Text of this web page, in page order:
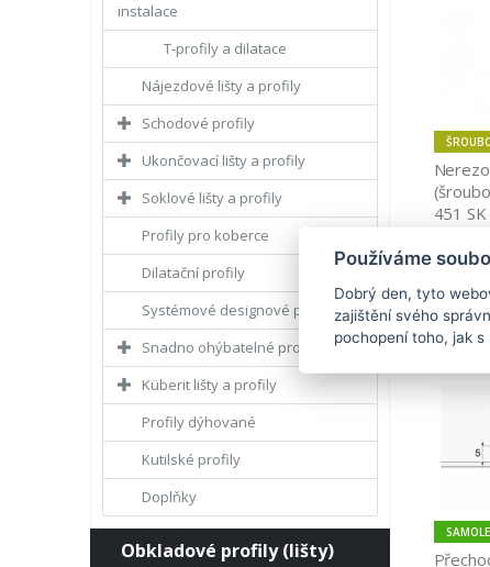
instalace
T-profily a dilatace
Nájezdové lišty a profily
Schodové profily
Ukončovací lišty a profily
Soklové lišty a profily
Profily pro koberce
Dilatační profily
Systémové designové profily
Snadno ohýbatelné profily
Küberit lišty a profily
Profily dýhované
Kutilské profily
Doplňky
Obkladové profily (lišty)
451 SK
Používáme
Dobrý den, tyto
zajištění svého
pochopení toho, jak